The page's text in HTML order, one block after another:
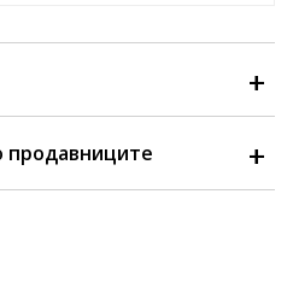
продавниците